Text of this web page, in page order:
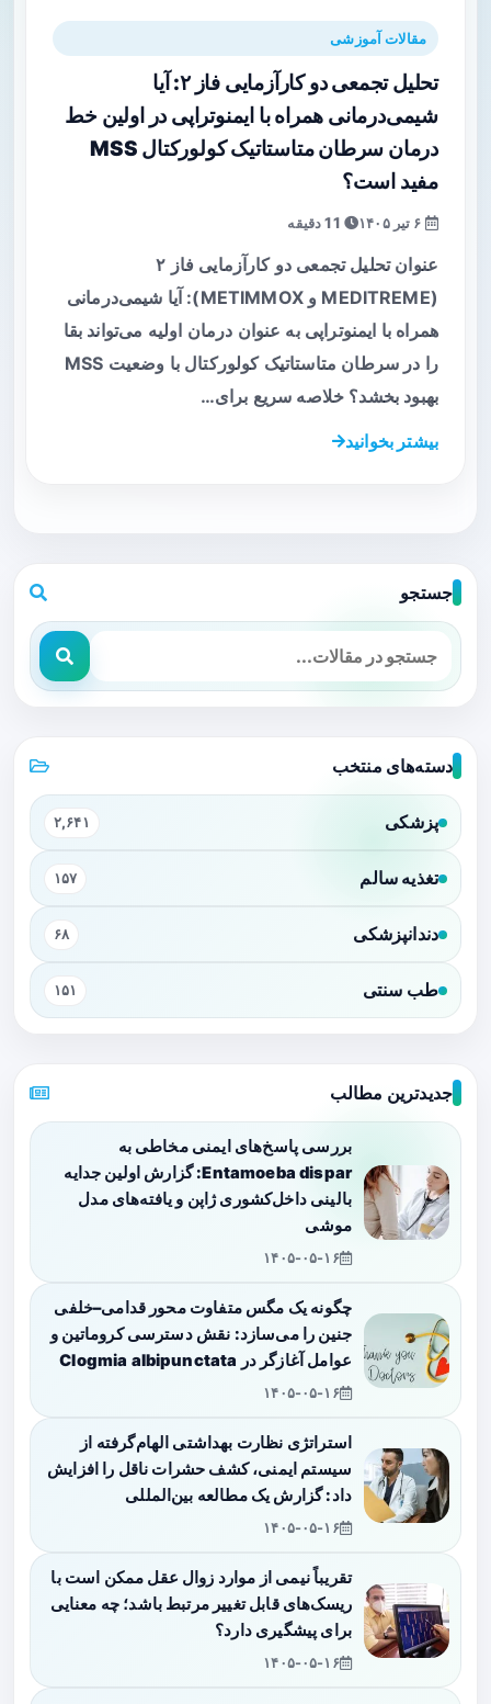
مقالات آموزشی
تحلیل تجمعی دو کارآزمایی فاز ۲: آیا
شیمی‌درمانی همراه با ایمنوتراپی در اولین خط
درمان سرطان متاستاتیک کولورکتال MSS
مفید است؟
عنوان تحلیل تجمعی دو کارآزمایی فاز ۲
(MEDITREME و METIMMOX): آیا شیمی‌درمانی
همراه با ایمنوتراپی به عنوان درمان اولیه می‌تواند بقا
را در سرطان متاستاتیک کولورکتال با وضعیت MSS
بهبود بخشد؟ خلاصه سریع برای…
بیشتر بخوانید
جستجو
دسته‌های منتخب
پزشکی ۲,۶۴۱
تغذیه سالم ۱۵۷
دندانپزشکی ۶۸
طب سنتی ۱۵۱
جدیدترین مطالب
بررسی پاسخ‌های ایمنی مخاطی به
Entamoeba dispar: گزارش اولین جدایه
بالینی داخل‌کشوری ژاپن و یافته‌های مدل
موشی
۱۴۰۵-۰۵-۱۶
چگونه یک مگس متفاوت محور قدامی–خلفی
جنین را می‌سازد: نقش دسترسی کروماتین و
عوامل آغازگر در Clogmia albipunctata
۱۴۰۵-۰۵-۱۶
استراتژی نظارت بهداشتی الهام‌گرفته از
سیستم ایمنی، کشف حشرات ناقل را افزایش
داد: گزارش یک مطالعه بین‌المللی
۱۴۰۵-۰۵-۱۶
تقریباً نیمی از موارد زوال عقل ممکن است با
ریسک‌های قابل تغییر مرتبط باشد؛ چه معنایی
برای پیشگیری دارد؟
۱۴۰۵-۰۵-۱۶